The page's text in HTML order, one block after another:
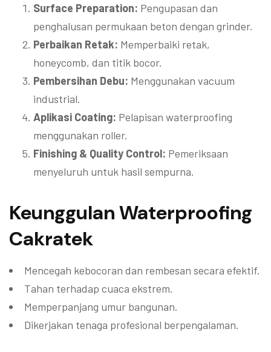
Surface Preparation: Pengupasan dan
penghalusan permukaan beton dengan grinder.
Perbaikan Retak: Memperbaiki retak,
honeycomb, dan titik bocor.
Pembersihan Debu: Menggunakan vacuum
industrial.
Aplikasi Coating: Pelapisan waterproofing
menggunakan roller.
Finishing & Quality Control: Pemeriksaan
menyeluruh untuk hasil sempurna.
Keunggulan Waterproofing
Cakratek
Mencegah kebocoran dan rembesan secara efektif.
Tahan terhadap cuaca ekstrem.
Memperpanjang umur bangunan.
Dikerjakan tenaga profesional berpengalaman.